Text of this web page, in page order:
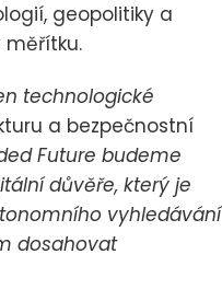
geopolitiky a
technologické
a bezpečnostní
Future budeme
důvěře, který je
vyhledávání
dosahovat